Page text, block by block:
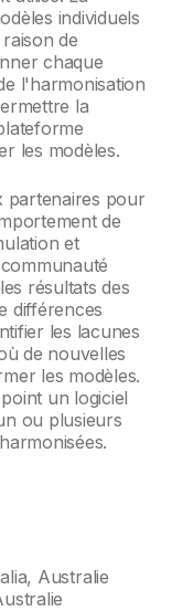
individuels
de
chaque
l'harmonisation
la
les modèles.
partenaires pour
de
et
résultats des
différences
les lacunes
de nouvelles
les modèles.
un logiciel
ou plusieurs
Australie